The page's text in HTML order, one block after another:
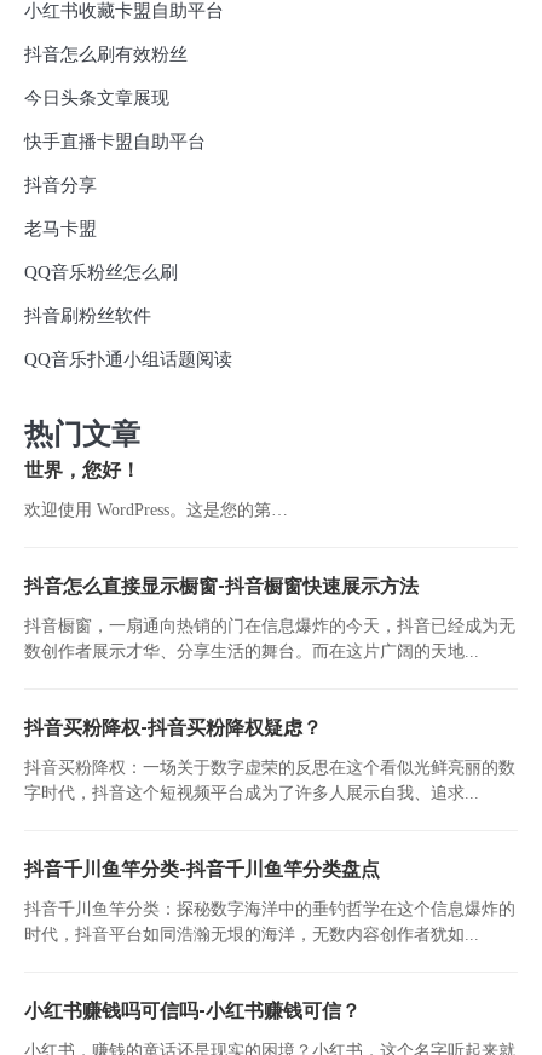
小红书收藏卡盟自助平台
抖音怎么刷有效粉丝
今日头条文章展现
快手直播卡盟自助平台
抖音分享
老马卡盟
QQ音乐粉丝怎么刷
抖音刷粉丝软件
QQ音乐扑通小组话题阅读
热门文章
世界，您好！
欢迎使用 WordPress。这是您的第…
抖音怎么直接显示橱窗-抖音橱窗快速展示方法
抖音橱窗，一扇通向热销的门在信息爆炸的今天，抖音已经成为无
数创作者展示才华、分享生活的舞台。而在这片广阔的天地...
抖音买粉降权-抖音买粉降权疑虑？
抖音买粉降权：一场关于数字虚荣的反思在这个看似光鲜亮丽的数
字时代，抖音这个短视频平台成为了许多人展示自我、追求...
抖音千川鱼竿分类-抖音千川鱼竿分类盘点
抖音千川鱼竿分类：探秘数字海洋中的垂钓哲学在这个信息爆炸的
时代，抖音平台如同浩瀚无垠的海洋，无数内容创作者犹如...
小红书赚钱吗可信吗-小红书赚钱可信？
小红书，赚钱的童话还是现实的困境？小红书，这个名字听起来就